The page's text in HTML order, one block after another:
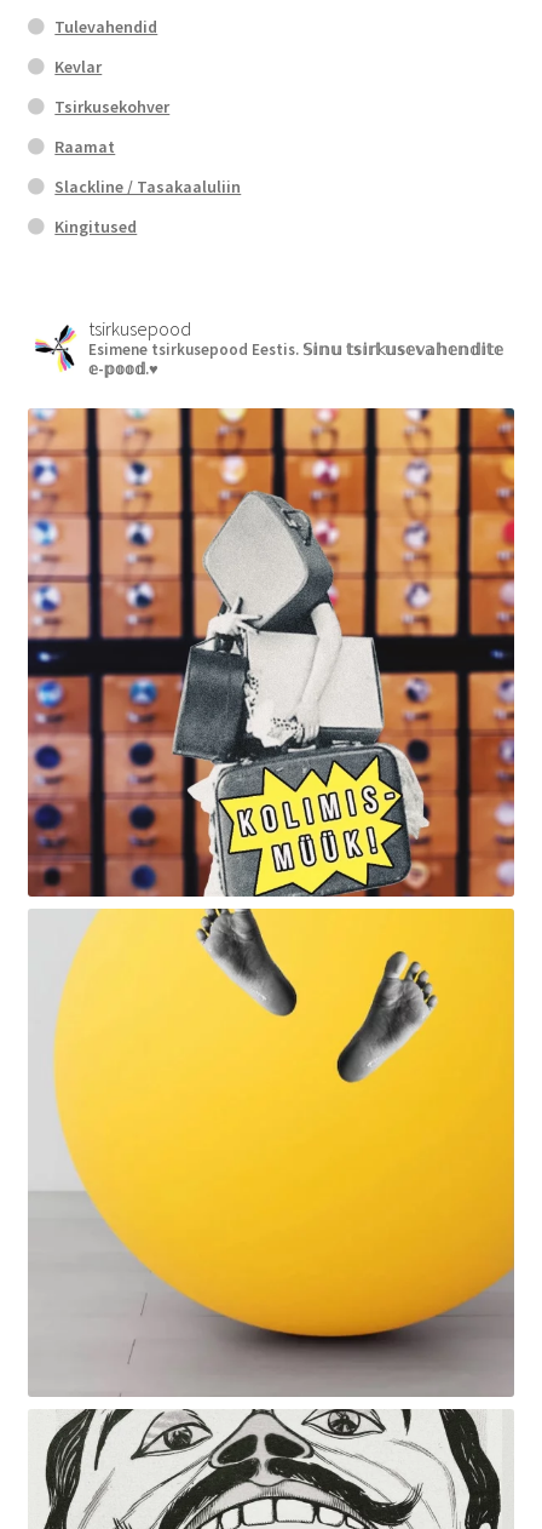
Tulevahendid
Kevlar
Tsirkusekohver
Raamat
Slackline / Tasakaaluliin
Kingitused
tsirkusepood
Esimene tsirkusepood Eestis. 𝕊𝕚𝕟𝕦 𝕥𝕤𝕚𝕣𝕜𝕦𝕤𝕖𝕧𝕒𝕙𝕖𝕟𝕕𝕚𝕥𝕖
𝕖-𝕡𝕠𝕠𝕕.♥︎